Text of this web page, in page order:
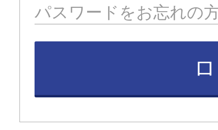
パスワードをお忘れの